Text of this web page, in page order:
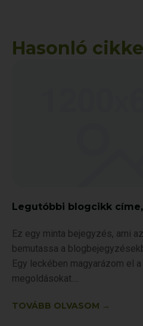
Hasonló
Legutóbbi blogcikk
Ez egy minta bejegyzés, ami
bemutassa a
Egy leckében magyarázom el
megoldásokat.
TOVÁBB OLVASOM →